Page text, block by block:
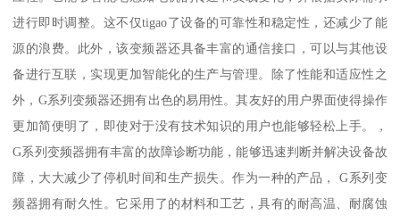
进行即时调整。这不仅tigao了设备的可靠性和稳定性，还减少了能
源的浪费。此外，该变频器还具备丰富的通信接口，可以与其他设
备进行互联，实现更加智能化的生产与管理。除了性能和适应性之
外，G系列变频器还拥有出色的易用性。其友好的用户界面使得操作
更加简便明了，即使对于没有技术知识的用户也能够轻松上手。，
G系列变频器拥有丰富的故障诊断功能，能够迅速判断并解决设备故
障，大大减少了停机时间和生产损失。作为一种的产品， G系列变
频器拥有耐久性。它采用了的材料和工艺，具有的耐高温、耐腐蚀